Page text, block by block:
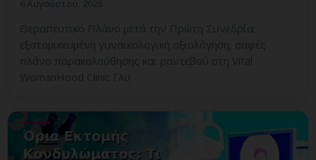
Θεραπευτικό Πλάνο μετά την Πρώτη Συνεδρία:
εξατομικευμένη γυναικολογική αξιολόγηση, σαφές
πλάνο παρακολούθησης και ραντεβού στη Vital
WomanHood Clinic Γλυ